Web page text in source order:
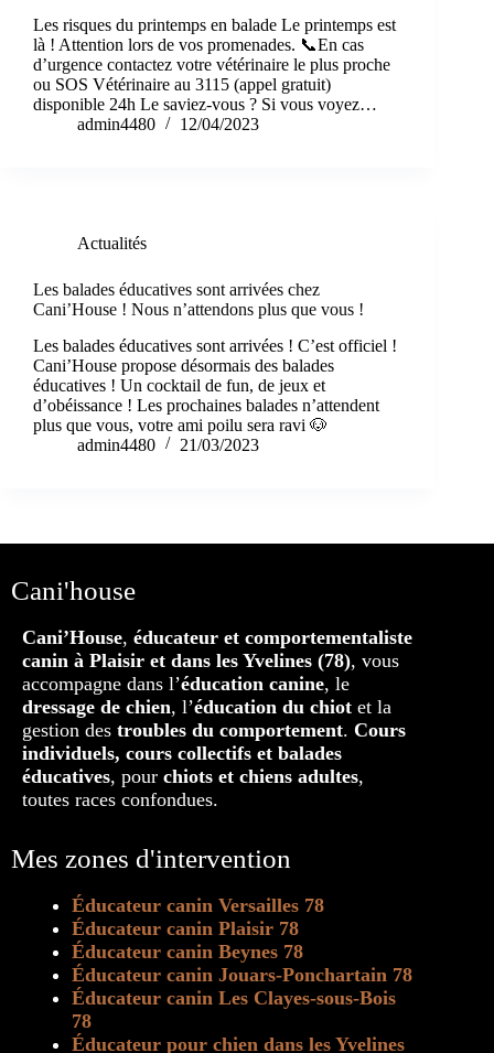
Les risques du printemps en balade Le printemps est
là ! Attention lors de vos promenades. 📞En cas
d’urgence contactez votre vétérinaire le plus proche
ou SOS Vétérinaire au 3115 (appel gratuit)
disponible 24h Le saviez-vous ? Si vous voyez…
admin4480
12/04/2023
Actualités
Les balades éducatives sont arrivées chez
Cani’House ! Nous n’attendons plus que vous !
Les balades éducatives sont arrivées ! C’est officiel !
Cani’House propose désormais des balades
éducatives ! Un cocktail de fun, de jeux et
d’obéissance ! Les prochaines balades n’attendent
plus que vous, votre ami poilu sera ravi 🐶
admin4480
21/03/2023
Cani'house
Cani’House, éducateur et comportementaliste
canin à Plaisir et dans les Yvelines (78), vous
accompagne dans l’éducation canine, le
dressage de chien, l’éducation du chiot et la
gestion des troubles du comportement. Cours
individuels, cours collectifs et balades
éducatives, pour chiots et chiens adultes,
toutes races confondues.
Mes zones d'intervention
Éducateur canin Versailles 78
Éducateur canin Plaisir 78
Éducateur canin Beynes 78
Éducateur canin Jouars-Ponchartain 78
Éducateur canin Les Clayes-sous-Bois
78
Éducateur pour chien dans les Yvelines